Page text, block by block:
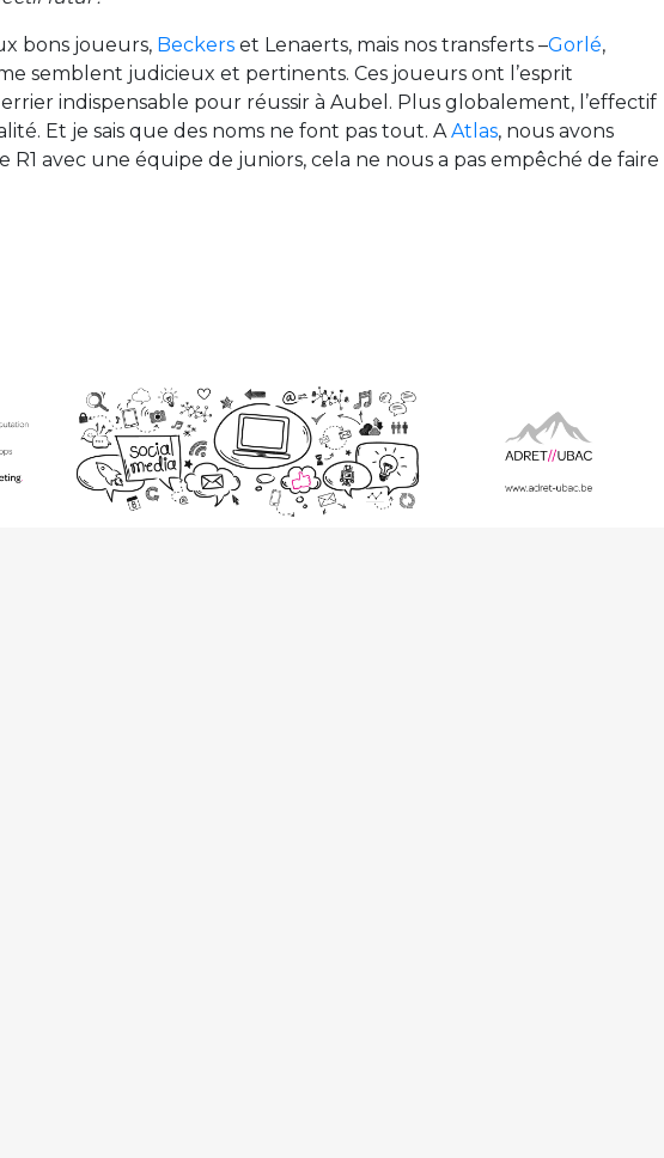
bons joueurs, Beckers et Lenaerts, mais nos transferts –Gorlé,
semblent judicieux et pertinents. Ces joueurs ont l’esprit
indispensable pour réussir à Aubel. Plus globalement, l’effectif
Et je sais que des noms ne font pas tout. A Atlas, nous avons
R1 avec une équipe de juniors, cela ne nous a pas empêché de faire